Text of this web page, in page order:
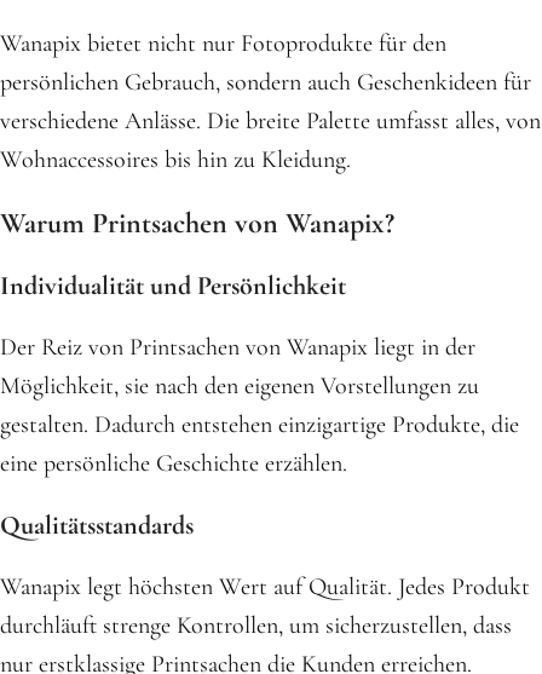
Wanapix bietet nicht nur Fotoprodukte für den
persönlichen Gebrauch, sondern auch Geschenkideen für
verschiedene Anlässe. Die breite Palette umfasst alles, von
Wohnaccessoires bis hin zu Kleidung.
Warum Printsachen von Wanapix?
Individualität und Persönlichkeit
Der Reiz von Printsachen von Wanapix liegt in der
Möglichkeit, sie nach den eigenen Vorstellungen zu
gestalten. Dadurch entstehen einzigartige Produkte, die
eine persönliche Geschichte erzählen.
Qualitätsstandards
Wanapix legt höchsten Wert auf Qualität. Jedes Produkt
durchläuft strenge Kontrollen, um sicherzustellen, dass
nur erstklassige Printsachen die Kunden erreichen.